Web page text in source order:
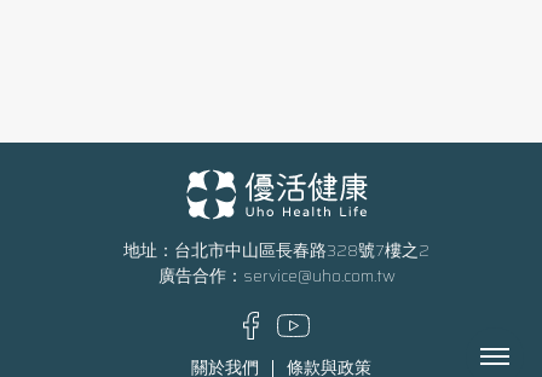
片，放入沸水中焯燙一分鐘撈起淨泡冷水，如此可去除苦味同時保
留脆嫩口感。將苦瓜放入油鍋中炒到個人喜歡的軟硬度後，加入枸
杞以及適量的鹽一同拌炒便可起鍋。 苦瓜味苦性寒，可治熱病煩
渴，枸杞味甘性平，可滋補肝腎之陰，兩者搭配起來滋陰清熱的效
果頗佳。現代醫學研究也發現，苦瓜中含有可促進醣類分解，輔助
降低血糖，而枸杞則是含有枸杞多糖，可能有助於控制血糖和血
就是糖尿病血糖控制不良的階段，長期的脾虛胃熱，郁而化火，之
後引起氣散陰傷，陰損及陽，氣食少火，命火衰微，累及五臟。這
時就容易出現濕、濁、痰、瘀等病理產物，血瘀、痰濁、痰瘀互結
及瘀濁化熱生毒，造成脈絡痹阻，就會出現各種糖尿病併發症。治
療方法多 著重讓身體恢復調控血糖能力中醫治療糖尿病，比起西
自行調控血糖的能力。此病多因陽氣悍而燥熱郁甚之所成，究其臟
腑，不外肝熱、胃熱、腸熱等。中滿內熱是肥胖型糖尿病的核心病
狀況差，且沒有儀器檢測血糖值，患者往往罹病多年後，身體狀況
漸衰，併發糖尿病腎炎、蛋白尿等，出現身體逐漸消瘦、多尿、多
喝等陰虛躁熱的症狀，才會被歸類為「消渴症」。糖尿病分4階段
消渴症偏中後期反觀現代，大部份糖尿病患者體質偏胖，當還沒有
特別症狀時，就透過儀器檢測出血糖升高，所以出現的症狀並非
「消渴症」所能概括。陳建雄醫師指出，目前中醫對糖尿病的病程
地址：台北市中山區長春路328號7樓之2
廣告合作： service@uho.com.tw
關於我們 條款與政策 Menu